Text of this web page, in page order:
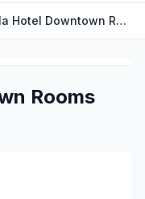
Angela Hotel Downtown Rooms
Rooms